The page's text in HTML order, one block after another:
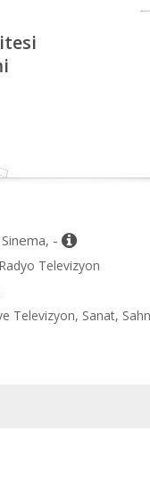
-
Televizyon
Televizyon, Sanat,